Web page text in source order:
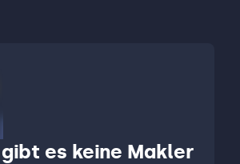
es keine Makler